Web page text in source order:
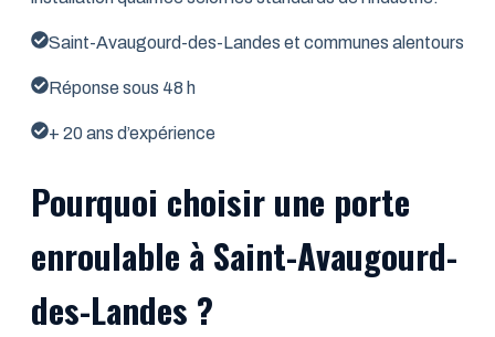
Saint-Avaugourd-des-Landes et communes alentours
Réponse sous 48 h
+ 20 ans d’expérience
Pourquoi choisir une porte
enroulable à Saint-Avaugourd-
des-Landes ?